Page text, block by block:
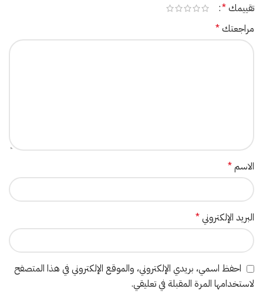
تقييمك*
مراجعتك*
الاسم*
البريد الإلكتروني*
احفظ اسمي، بريدي الإلكتروني، والموقع الإلكتروني في هذا المتصفح
لاستخدامها المرة المقبلة في تعليقي.